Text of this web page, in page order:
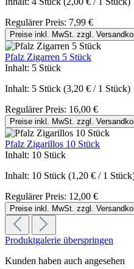
Regulärer Preis: 7,99 €
Preise inkl. MwSt. zzgl.
Pfalz Zigarren 5 Stück
Inhalt: 5 Stück
Inhalt: 5 Stück (3,20 € / 1 Stück)
Regulärer Preis: 16,00 €
Preise inkl. MwSt. zzgl.
Pfalz Zigarillos 10 Stück
Inhalt: 10 Stück
Inhalt: 10 Stück (1,20 € / 1
Regulärer Preis: 12,00 €
Preise inkl. MwSt. zzgl.
Produktgalerie überspringen
Kunden haben auch angesehen